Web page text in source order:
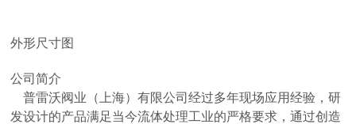
外形尺寸图
公司简介
普雷沃阀业（上海）有限公司经过多年现场应用经验，研
发设计的产品满足当今流体处理工业的严格要求，通过创造